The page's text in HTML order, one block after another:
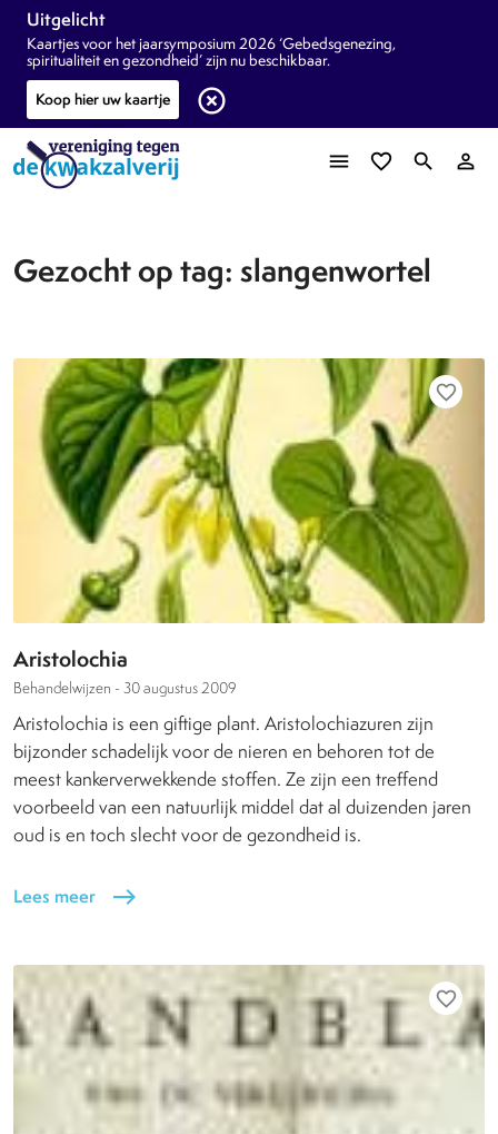
Uitgelicht
Kaartjes voor het jaarsymposium 2026 ‘Gebedsgenezing,
spiritualiteit en gezondheid’ zijn nu beschikbaar.
Koop hier uw kaartje
highlight_off
menu favorite_border search person_outline
Gezocht op tag: slangenwortel
favorite_border
Aristolochia
Behandelwijzen - 30 augustus 2009
Aristolochia is een giftige plant. Aristolochiazuren zijn
bijzonder schadelijk voor de nieren en behoren tot de
meest kankerverwekkende stoffen. Ze zijn een treffend
voorbeeld van een natuurlijk middel dat al duizenden jaren
oud is en toch slecht voor de gezondheid is.
Lees meer east
favorite_border